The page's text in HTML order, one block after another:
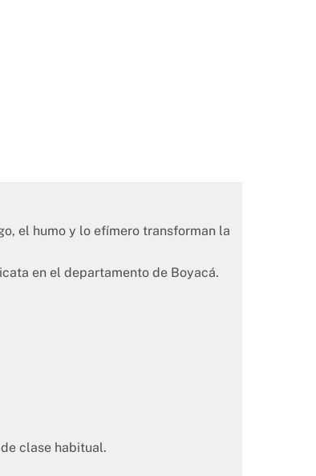
el humo y lo efímero transforman la
en el departamento de Boyacá.
clase habitual.